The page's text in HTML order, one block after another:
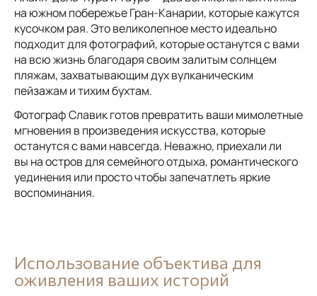
на южном побережье Гран-Канарии, которые кажутся
кусочком рая. Это великолепное место идеально
подходит для фотографий, которые останутся с вами
на всю жизнь благодаря своим залитым солнцем
пляжам, захватывающим дух вулканическим
пейзажам и тихим бухтам.
Фотограф Славик готов превратить ваши мимолетные
мгновения в произведения искусства, которые
останутся с вами навсегда. Неважно, приехали ли
вы на остров для семейного отдыха, романтического
уединения или просто чтобы запечатлеть яркие
воспоминания.
Использование объектива для
оживления ваших историй